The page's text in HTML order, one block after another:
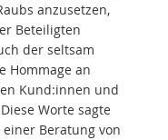
anzusetzen,
Beteiligten
der seltsam
Hommage an
Kund:innen und
Worte sagte
Beratung von